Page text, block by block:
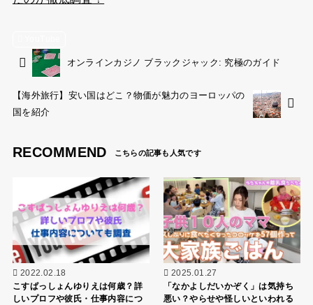
オンラインカジノ ブラックジャック: 究極のガイド
【海外旅行】安い国はどこ？物価が魅力のヨーロッパの
国を紹介
RECOMMEND
2022.02.18
こすぱっしょんゆりえは何歳？詳
しいプロフや彼氏・仕事内容につ
2025.01.27
「なかよしだいかぞく」は気持ち
悪い？やらせや怪しいといわれる